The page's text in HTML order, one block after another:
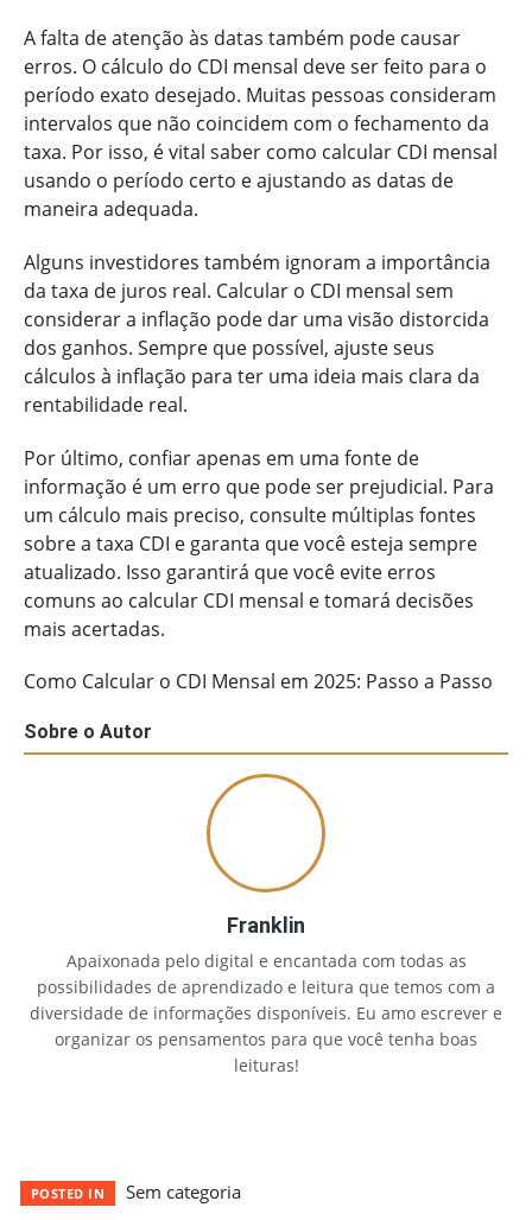
A falta de atenção às datas também pode causar
erros. O cálculo do CDI mensal deve ser feito para o
período exato desejado. Muitas pessoas consideram
intervalos que não coincidem com o fechamento da
taxa. Por isso, é vital saber como calcular CDI mensal
usando o período certo e ajustando as datas de
maneira adequada.
Alguns investidores também ignoram a importância
da taxa de juros real. Calcular o CDI mensal sem
considerar a inflação pode dar uma visão distorcida
dos ganhos. Sempre que possível, ajuste seus
cálculos à inflação para ter uma ideia mais clara da
rentabilidade real.
Por último, confiar apenas em uma fonte de
informação é um erro que pode ser prejudicial. Para
um cálculo mais preciso, consulte múltiplas fontes
sobre a taxa CDI e garanta que você esteja sempre
atualizado. Isso garantirá que você evite erros
comuns ao calcular CDI mensal e tomará decisões
mais acertadas.
Como Calcular o CDI Mensal em 2025: Passo a Passo
Sobre o Autor
Franklin
Apaixonada pelo digital e encantada com todas as
possibilidades de aprendizado e leitura que temos com a
diversidade de informações disponíveis. Eu amo escrever e
organizar os pensamentos para que você tenha boas
leituras!
POSTED IN Sem categoria